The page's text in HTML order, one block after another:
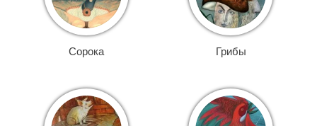
Сорока Грибы